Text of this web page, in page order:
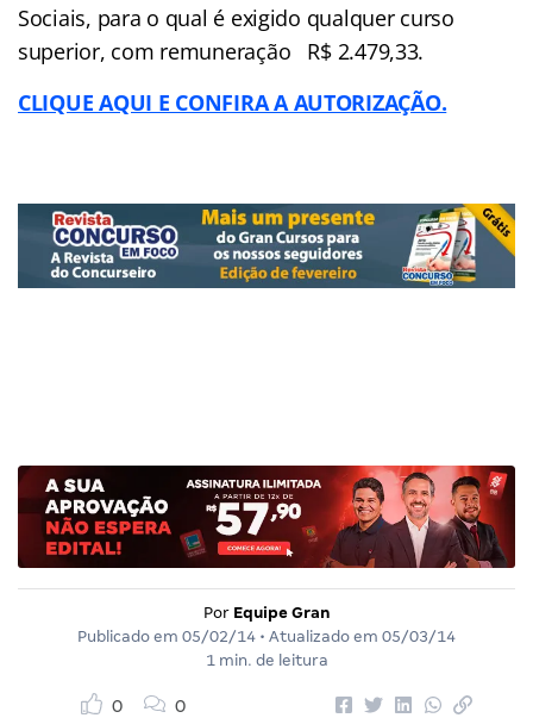
Sociais, para o qual é exigido qualquer curso
superior, com remuneração R$ 2.479,33.
CLIQUE AQUI E CONFIRA A AUTORIZAÇÃO.
Por Equipe Gran
Publicado em 05/02/14 • Atualizado em 05/03/14
1 min. de leitura
0 0